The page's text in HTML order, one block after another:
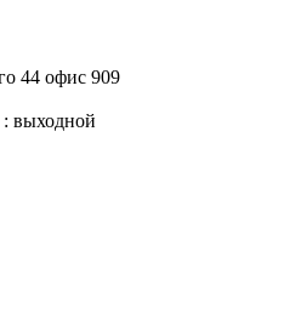
44 офис 909
выходной